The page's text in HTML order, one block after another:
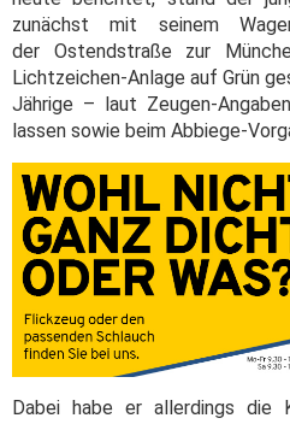
zunächst mit seinem
der Ostendstraße zur
Lichtzeichen-Anlage auf Grün
Jährige – laut Zeugen-
lassen sowie beim Abbiege-
Dabei habe er allerdings die